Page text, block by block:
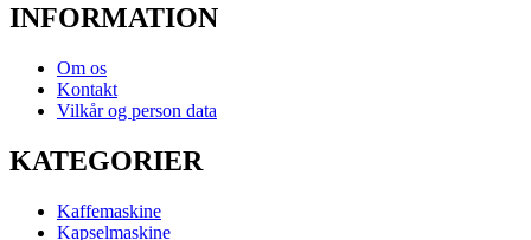
INFORMATION
Om os
Kontakt
Vilkår og person data
KATEGORIER
Kaffemaskine
Kapselmaskine